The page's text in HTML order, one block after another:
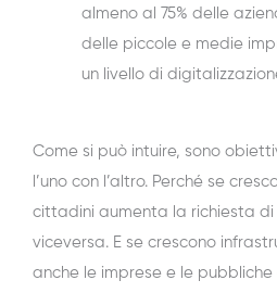
almeno al 75% delle
delle piccole e medie
un livello di
Come si può intuire, sono
l’uno con l’altro. Perché se
cittadini aumenta la richiesta
viceversa. E se crescono
anche le imprese e le pubbliche